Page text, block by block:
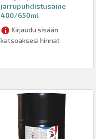
jarrupuhdistusaine
400/650ml
Kirjaudu sisään
katsoaksesi hinnat